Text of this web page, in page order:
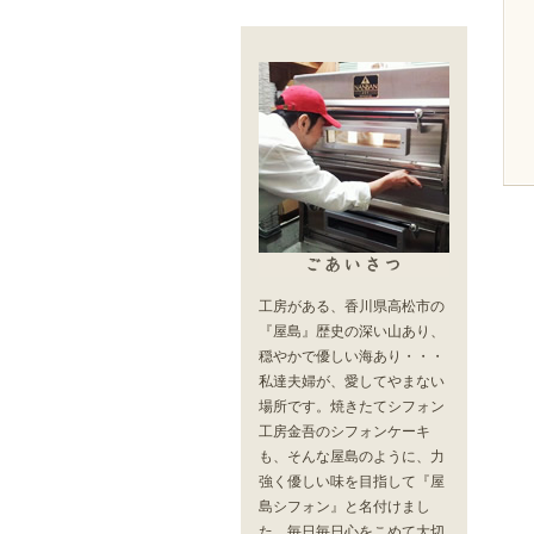
工房がある、香川県高松市の
『屋島』歴史の深い山あり、
穏やかで優しい海あり・・・
私達夫婦が、愛してやまない
場所です。焼きたてシフォン
工房金吾のシフォンケーキ
も、そんな屋島のように、力
強く優しい味を目指して『屋
島シフォン』と名付けまし